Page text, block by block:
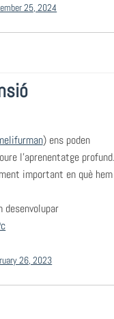
25, 2024
) ens poden
l'aprenentatge
important en què hem
desenvolupar
26, 2023